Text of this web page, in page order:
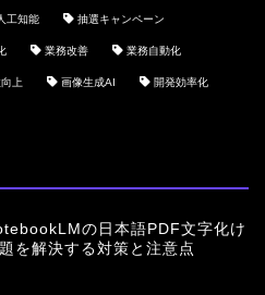
工知能 抽選キャンペーン
業務改善 業務自動化
上 画像生成AI 開発効率化
の日本語PDF文字化け
を解決する対策と注意点